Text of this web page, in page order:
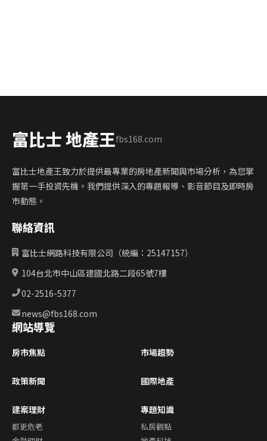
富比士 地產王fbs168.com
富比士地產王致力於提供最專業的房地產新聞與市場分析，為您掌
握第一手投資先機。我們提供深入的專題報導、影音節目及即時房
市動態。
聯絡資訊
富比士網路科技有限公司（統編：25147157）
104台北市中山區建國北路二段65號7樓
02-2516-5377
news@fbs168.com
網站導覽
房市焦點 市場趨勢
政策新聞 國際地產
建案理財
都更危老
專題知識
私房觀點